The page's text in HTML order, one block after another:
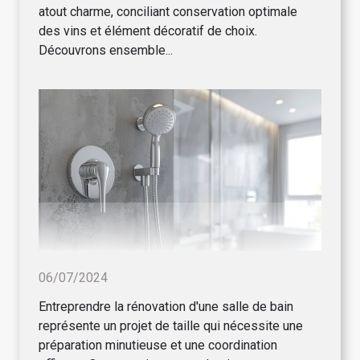
atout charme, conciliant conservation optimale
des vins et élément décoratif de choix.
Découvrons ensemble...
06/07/2024
Entreprendre la rénovation d'une salle de bain
représente un projet de taille qui nécessite une
préparation minutieuse et une coordination